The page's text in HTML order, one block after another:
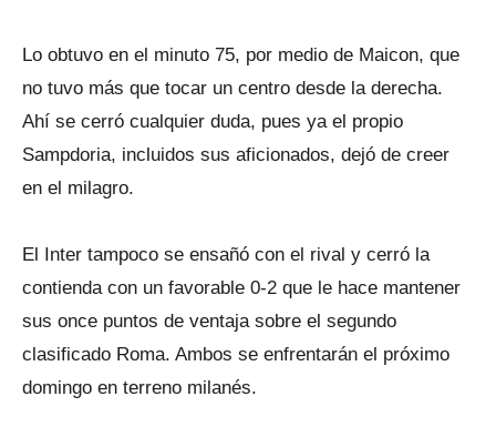
Lo obtuvo en el minuto 75, por medio de Maicon, que
no tuvo más que tocar un centro desde la derecha.
Ahí se cerró cualquier duda, pues ya el propio
Sampdoria, incluidos sus aficionados, dejó de creer
en el milagro.
El Inter tampoco se ensañó con el rival y cerró la
contienda con un favorable 0-2 que le hace mantener
sus once puntos de ventaja sobre el segundo
clasificado Roma. Ambos se enfrentarán el próximo
domingo en terreno milanés.